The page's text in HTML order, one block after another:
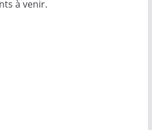
à venir.